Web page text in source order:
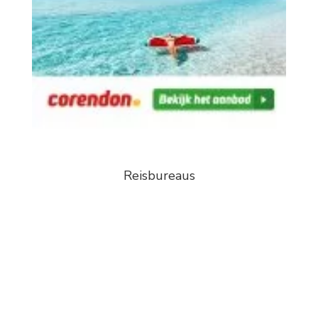
Reisbureaus